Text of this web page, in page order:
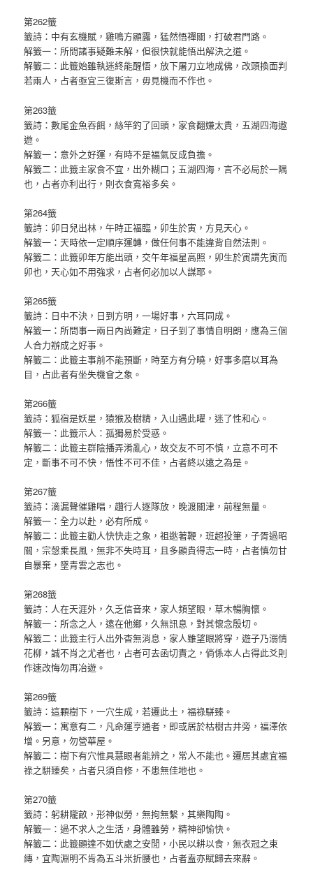
第262籤
籤詩：中有玄機賦，雞鳴方顯露，猛然悟禪關，打破君門路。
解籤一：所問諸事疑難未解，但很快就能悟出解決之道。
解籤二：此籤始雖執迷終能醒悟，放下屠刀立地成佛，改頭換面判
若兩人，占者亟宜三復斯言，毋見機而不作也。
第263籤
籤詩：數尾金魚吞餌，絲竿釣了回頭，家食翻嫌太貴，五湖四海遨
遊。
解籤一：意外之好運，有時不是福氣反成負擔。
解籤二：此籤主家食不宜，出外糊口；五湖四海，言不必局於一隅
也，占者亦利出行，則衣食寬裕多矣。
第264籤
籤詩：卯日兒出林，午時正福臨，卯生於寅，方見天心。
解籤一：天時依一定順序運轉，做任何事不能違背自然法則。
解籤二：此籤卯年方能出頭，交午年福星高照，卯生於寅謂先寅而
卯也，天心如不用強求，占者何必加以人謀耶。
第265籤
籤詩：日中不決，日到方明，一場好事，六耳同成。
解籤一：所問事一兩日內尚難定，日子到了事情自明朗，應為三個
人合力辦成之好事。
解籤二：此籤主事前不能預斷，時至方有分曉，好事多磨以耳為
目，占此者有坐失機會之象。
第266籤
籤詩：狐宿是妖星，猿猴及樹精，入山遇此曜，迷了性和心。
解籤一：此籤示人：孤獨易於受惑。
解籤二：此籤主群陰播弄淆亂心，故交友不可不慎，立意不可不
定，斷事不可不快，悟性不可不佳，占者終以遠之為是。
第267籤
籤詩：滴漏聲催雞唱，趲行人逐隊放，晚渡關津，前程無量。
解籤一：全力以赴，必有所成。
解籤二：此籤主勸人快快走之象，祖逖著鞭，班超投筆，子胥過昭
關，宗愨乘長風，無非不失時耳，且多顯貴得志一時，占者慎勿甘
自暴棄，墜青雲之志也。
第268籤
籤詩：人在天涯外，久乏信音來，家人頻望眼，草木暢胸懷。
解籤一：所念之人，遠在他鄉，久無訊息，對其懷念殷切。
解籤二：此籤主行人出外杳無消息，家人雖望眼將穿，遊子乃溺情
花柳，誠不肖之尤者也，占者可去函切責之，倘係本人占得此爻則
作速改悔勿再冶遊。
第269籤
籤詩：這顆樹下，一穴生成，若遷此土，福祿駢臻。
解籤一：寓意有二，凡命運亨通者，即或居於枯樹古井旁，福澤依
增。另意，勿營華屋。
解籤二：樹下有穴惟具慧眼者能辨之，常人不能也。遷居其處宜福
祿之駢臻矣，占者只須自修，不患無佳地也。
第270籤
籤詩：躬耕隴畝，形神似勞，無拘無繫，其樂陶陶。
解籤一：過不求人之生活，身體雖勞，精神卻愉快。
解籤二：此籤顯達不如伏處之安閒，小民以耕以食，無衣冠之束
縳，宜陶淵明不肯為五斗米折腰也，占者盍亦賦歸去來辭。